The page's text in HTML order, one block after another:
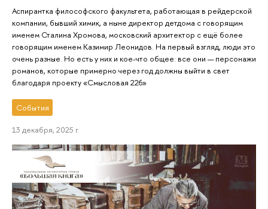
Аспирантка философского факультета, работающая в рейдерской
компании, бывший химик, а ныне директор детдома с говорящим
именем Сталина Хромова, московский архитектор с ещё более
говорящим именем Казимир Леонидов. На первый взгляд, люди это
очень разные. Но есть у них и кое-что общее: все они — персонажи
романов, которые примерно через год должны выйти в свет
благодаря проекту «Смысловая 226»
События
13 декабря, 2025 г.